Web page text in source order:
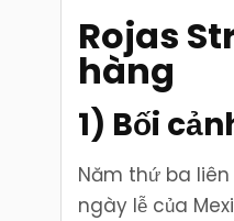
Rojas
hàng
1) Bối
Năm thứ ba
ngày lễ của